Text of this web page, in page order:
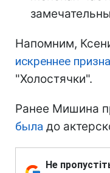
Напомним,
искреннее
"Холостячки".
Ранее Мишина
была до
Не